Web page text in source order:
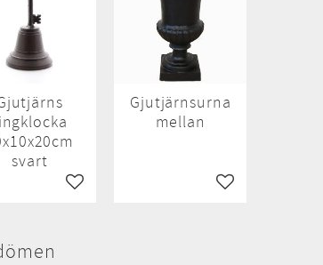
svart
Lägg till i favoriter
Gjutjärnsurna
mellan
Lägg till i favoriter